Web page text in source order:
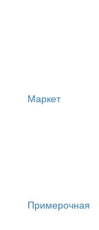
Маркет
Примерочная